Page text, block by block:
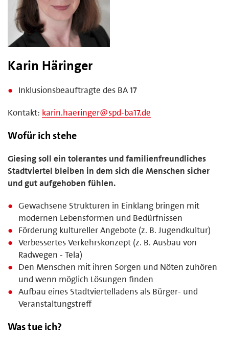
Karin Häringer
Inklusionsbeauftragte des BA 17
Kontakt: karin.haeringer@spd-ba17.de
Wofür ich stehe
Giesing soll ein tolerantes und familienfreundliches
Stadtviertel bleiben in dem sich die Menschen sicher
und gut aufgehoben fühlen.
Gewachsene Strukturen in Einklang bringen mit
modernen Lebensformen und Bedürfnissen
Förderung kultureller Angebote (z. B. Jugendkultur)
Verbessertes Verkehrskonzept (z. B. Ausbau von
Radwegen - Tela)
Den Menschen mit ihren Sorgen und Nöten zuhören
und wenn möglich Lösungen finden
Aufbau eines Stadtviertelladens als Bürger- und
Veranstaltungstreff
Was tue ich?